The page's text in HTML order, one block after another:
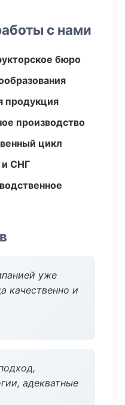
с нами
бюро
продукция
производство
цикл
и СНГ
уже
качественно и
адекватные